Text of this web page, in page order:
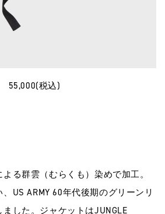
55,000(税込)
よる群雲（むらくも）染めで加工。
US ARMY 60年代後期のグリーンリ
した。ジャケットはJUNGLE